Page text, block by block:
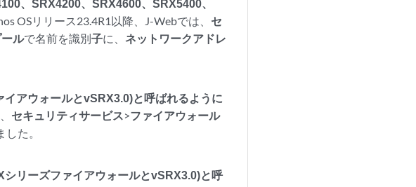
、SRX4200、SRX4600、SRX5400、
OSリリース23.4R1以降、J-Webでは、 セ
ルで名前を識別子に、ネットワークアドレ
アウォールとvSRX3.0)と呼ばれるように
セキュリティサービス>ファイアウォール
た。
リーズファイアウォールとvSRX3.0)と呼